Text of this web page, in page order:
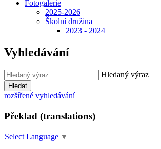
Fotogalerie
2025-2026
Školní družina
2023 - 2024
Vyhledávání
Hledaný výraz
Hledat
rozšířené vyhledávání
Překlad (translations)
Select Language ▼